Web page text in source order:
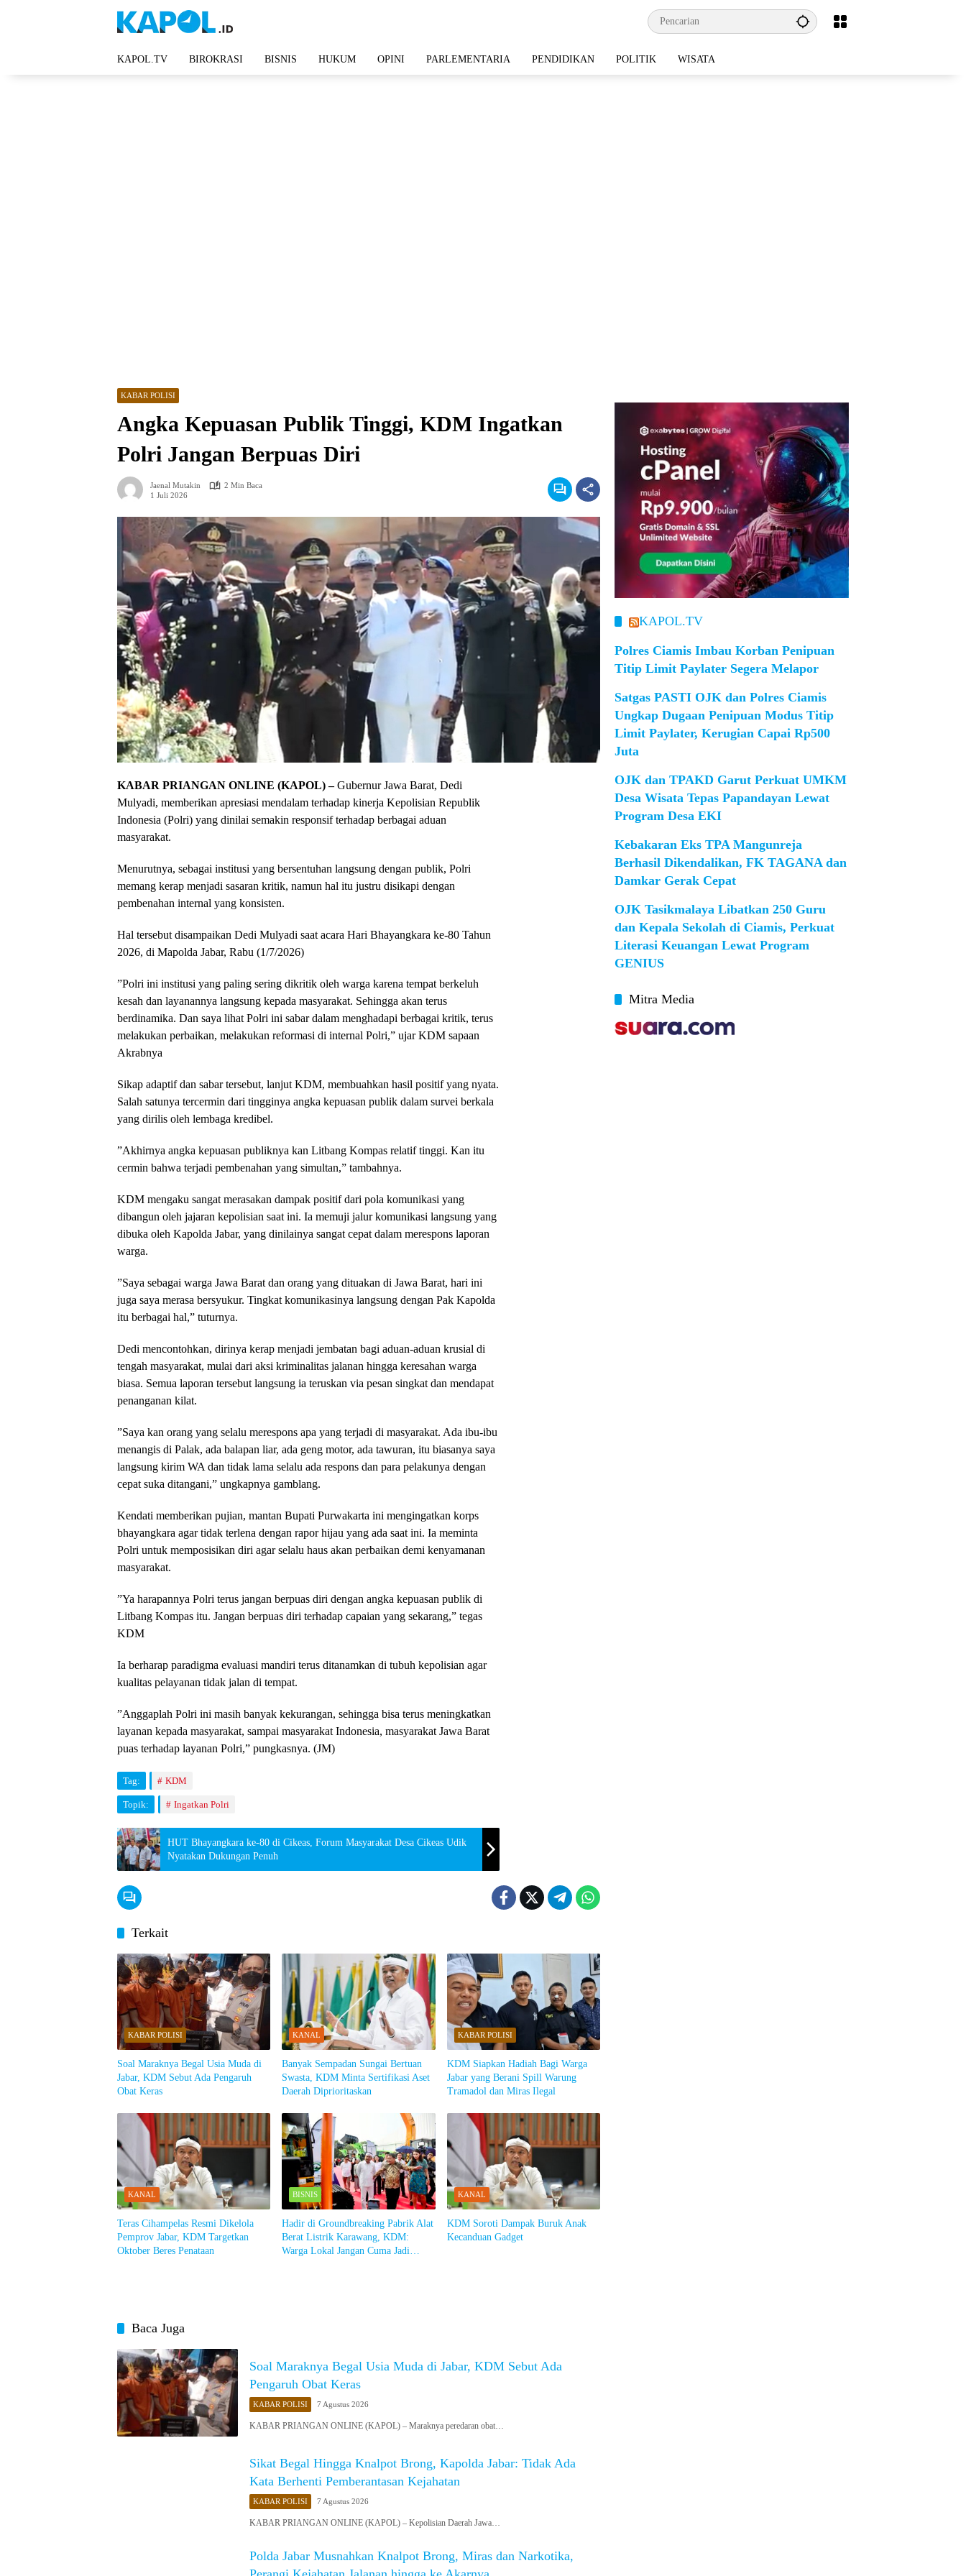
KAPOL.TV BIROKRASI BISNIS HUKUM OPINI PARLEMENTARIA PENDIDIKAN POLITIK WISATA
KABAR POLISI
Angka Kepuasan Publik Tinggi, KDM Ingatkan
Polri Jangan Berpuas Diri
Jaenal Mutakin
2 Min Baca
1 Juli 2026
KABAR PRIANGAN ONLINE (KAPOL) –Gubernur Jawa Barat, Dedi
Mulyadi, memberikan apresiasi mendalam terhadap kinerja Kepolisian Republik
Indonesia (Polri) yang dinilai semakin responsif terhadap berbagai aduan
masyarakat.
Menurutnya, sebagai institusi yang bersentuhan langsung dengan publik, Polri
memang kerap menjadi sasaran kritik, namun hal itu justru disikapi dengan
pembenahan internal yang konsisten.
​Hal tersebut disampaikan Dedi Mulyadi saat acara Hari Bhayangkara ke-80 Tahun
2026, di Mapolda Jabar, Rabu (1/7/2026)
​”Polri ini institusi yang paling sering dikritik oleh warga karena tempat berkeluh
kesah dan layanannya langsung kepada masyarakat. Sehingga akan terus
berdinamika. Dan saya lihat Polri ini sabar dalam menghadapi berbagai kritik, terus
melakukan perbaikan, melakukan reformasi di internal Polri,” ujar KDM sapaan
Akrabnya
​Sikap adaptif dan sabar tersebut, lanjut KDM, membuahkan hasil positif yang nyata.
Salah satunya tercermin dari tingginya angka kepuasan publik dalam survei berkala
yang dirilis oleh lembaga kredibel.
​”Akhirnya angka kepuasan publiknya kan Litbang Kompas relatif tinggi. Kan itu
cermin bahwa terjadi pembenahan yang simultan,” tambahnya.
​KDM mengaku sangat merasakan dampak positif dari pola komunikasi yang
dibangun oleh jajaran kepolisian saat ini. Ia memuji jalur komunikasi langsung yang
dibuka oleh Kapolda Jabar, yang dinilainya sangat cepat dalam merespons laporan
warga.
​”Saya sebagai warga Jawa Barat dan orang yang dituakan di Jawa Barat, hari ini
juga saya merasa bersyukur. Tingkat komunikasinya langsung dengan Pak Kapolda
itu berbagai hal,” tuturnya.
​Dedi mencontohkan, dirinya kerap menjadi jembatan bagi aduan-aduan krusial di
tengah masyarakat, mulai dari aksi kriminalitas jalanan hingga keresahan warga
biasa. Semua laporan tersebut langsung ia teruskan via pesan singkat dan mendapat
penanganan kilat.
​”Saya kan orang yang selalu merespons apa yang terjadi di masyarakat. Ada ibu-ibu
menangis di Palak, ada balapan liar, ada geng motor, ada tawuran, itu biasanya saya
langsung kirim WA dan tidak lama selalu ada respons dan para pelakunya dengan
cepat suka ditangani,” ungkapnya gamblang.
​Kendati memberikan pujian, mantan Bupati Purwakarta ini mengingatkan korps
bhayangkara agar tidak terlena dengan rapor hijau yang ada saat ini. Ia meminta
Polri untuk memposisikan diri agar selalu haus akan perbaikan demi kenyamanan
masyarakat.
​”Ya harapannya Polri terus jangan berpuas diri dengan angka kepuasan publik di
Litbang Kompas itu. Jangan berpuas diri terhadap capaian yang sekarang,” tegas
KDM
​Ia berharap paradigma evaluasi mandiri terus ditanamkan di tubuh kepolisian agar
kualitas pelayanan tidak jalan di tempat.
​”Anggaplah Polri ini masih banyak kekurangan, sehingga bisa terus meningkatkan
layanan kepada masyarakat, sampai masyarakat Indonesia, masyarakat Jawa Barat
puas terhadap layanan Polri,” pungkasnya. (JM)
Tag: KDM
Topik: Ingatkan Polri
HUT Bhayangkara ke-80 di Cikeas, Forum Masyarakat Desa Cikeas Udik
Nyatakan Dukungan Penuh
Terkait
KABAR POLISI
Soal Maraknya Begal Usia Muda di
Jabar, KDM Sebut Ada Pengaruh
Obat Keras
KANAL
Banyak Sempadan Sungai Bertuan
Swasta, KDM Minta Sertifikasi Aset
Daerah Diprioritaskan
KABAR POLISI
KDM Siapkan Hadiah Bagi Warga
Jabar yang Berani Spill Warung
Tramadol dan Miras Ilegal
KANAL
Teras Cihampelas Resmi Dikelola
Pemprov Jabar, KDM Targetkan
Oktober Beres Penataan
BISNIS
Hadir di Groundbreaking Pabrik Alat
Berat Listrik Karawang, KDM:
Warga Lokal Jangan Cuma Jadi
KANAL
KDM Soroti Dampak Buruk Anak
Kecanduan Gadget
Baca Juga
Soal Maraknya Begal Usia Muda di Jabar, KDM Sebut Ada
Pengaruh Obat Keras
KABAR POLISI 7 Agustus 2026
KABAR PRIANGAN ONLINE (KAPOL) – Maraknya peredaran obat…
Sikat Begal Hingga Knalpot Brong, Kapolda Jabar: Tidak Ada
Kata Berhenti Pemberantasan Kejahatan
KABAR POLISI 7 Agustus 2026
KABAR PRIANGAN ONLINE (KAPOL) – Kepolisian Daerah Jawa…
Polda Jabar Musnahkan Knalpot Brong, Miras dan Narkotika,
KAPOL.TV
Polres Ciamis Imbau Korban Penipuan
Titip Limit Paylater Segera Melapor
Satgas PASTI OJK dan Polres Ciamis
Ungkap Dugaan Penipuan Modus Titip
Limit Paylater, Kerugian Capai Rp500
Juta
OJK dan TPAKD Garut Perkuat UMKM
Desa Wisata Tepas Papandayan Lewat
Program Desa EKI
Kebakaran Eks TPA Mangunreja
Berhasil Dikendalikan, FK TAGANA dan
Damkar Gerak Cepat
OJK Tasikmalaya Libatkan 250 Guru
dan Kepala Sekolah di Ciamis, Perkuat
Literasi Keuangan Lewat Program
GENIUS
Mitra Media